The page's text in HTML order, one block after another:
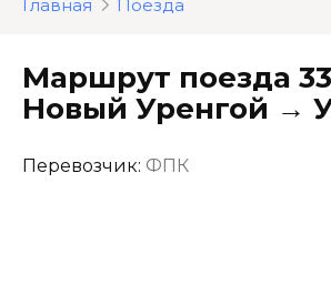
Главная Поезда
Маршрут поезда
Новый Уренгой →
Перевозчик: ФПК